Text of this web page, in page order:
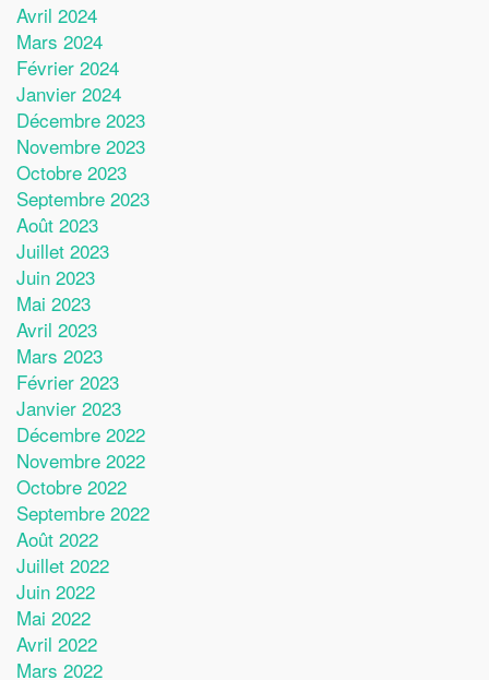
Avril 2024
Mars 2024
Février 2024
Janvier 2024
Décembre 2023
Novembre 2023
Octobre 2023
Septembre 2023
Août 2023
Juillet 2023
Juin 2023
Mai 2023
Avril 2023
Mars 2023
Février 2023
Janvier 2023
Décembre 2022
Novembre 2022
Octobre 2022
Septembre 2022
Août 2022
Juillet 2022
Juin 2022
Mai 2022
Avril 2022
Mars 2022